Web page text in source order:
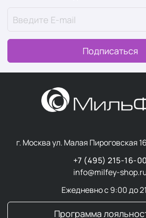
один из краеугольных камней
важный ежедневный ритуал. Это
но и глубина погружения в отдых,
мешает полноценному
Суперфуды
— это простые
которые служат мощным источником
веществ в концентрированной
семена, водоросли, корнеплоды и
Подписаться
г. Москва ул. Малая Пироговская
+7 (495) 215-16-00
info@milfey-
Ежедневно с 9:00 до
Программа